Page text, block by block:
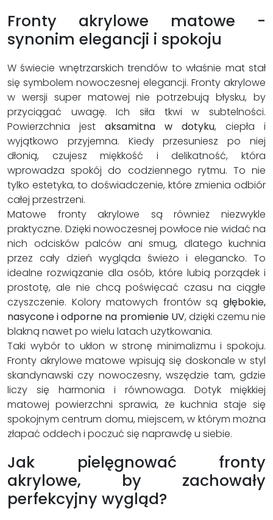
Fronty akrylowe matowe -
synonim elegancji i spokoju
W świecie wnętrzarskich trendów to właśnie mat stał
się symbolem nowoczesnej elegancji. Fronty akrylowe
w wersji super matowej nie potrzebują błysku, by
przyciągać uwagę. Ich siła tkwi w subtelności.
Powierzchnia jest aksamitna w dotyku, ciepła i
wyjątkowo przyjemna. Kiedy przesuniesz po niej
dłonią, czujesz miękkość i delikatność, która
wprowadza spokój do codziennego rytmu. To nie
tylko estetyka, to doświadczenie, które zmienia odbiór
całej przestrzeni.
Matowe fronty akrylowe są również niezwykle
praktyczne. Dzięki nowoczesnej powłoce nie widać na
nich odcisków palców ani smug, dlatego kuchnia
przez cały dzień wygląda świeżo i elegancko. To
idealne rozwiązanie dla osób, które lubią porządek i
prostotę, ale nie chcą poświęcać czasu na ciągłe
czyszczenie. Kolory matowych frontów są głębokie,
nasycone i odporne na promienie UV, dzięki czemu nie
blakną nawet po wielu latach użytkowania.
Taki wybór to ukłon w stronę minimalizmu i spokoju.
Fronty akrylowe matowe wpisują się doskonale w styl
skandynawski czy nowoczesny, wszędzie tam, gdzie
liczy się harmonia i równowaga. Dotyk miękkiej
matowej powierzchni sprawia, że kuchnia staje się
spokojnym centrum domu, miejscem, w którym można
złapać oddech i poczuć się naprawdę u siebie.
Jak pielęgnować fronty
akrylowe, by zachowały
perfekcyjny wygląd?